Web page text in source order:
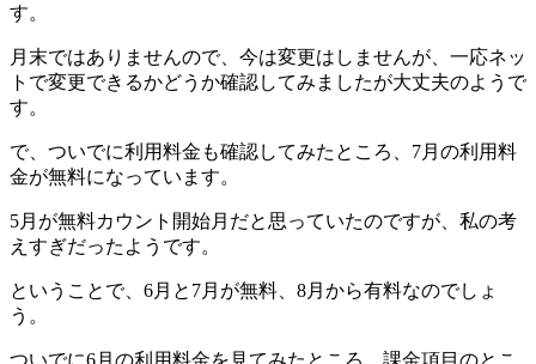
す。
月末ではありませんので、今は変更はしませんが、一応ネッ
トで変更できるかどうか確認してみましたが大丈夫のようで
す。
で、ついでに利用料金も確認してみたところ、7月の利用料
金が無料になっています。
5月が無料カウント開始月だと思っていたのですが、私の考
えすぎだったようです。
ということで、6月と7月が無料、8月から有料なのでしょ
う。
ついでに6月の利用料金を見てみたところ、課金項目のとこ